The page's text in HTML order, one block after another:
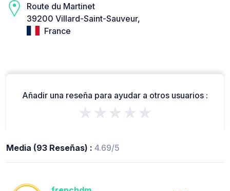
Route du Martinet
39200 Villard-Saint-Sauveur,
France
Añadir una reseña para ayudar a otros usuarios :
★★★★★
Media (93 Reseñas) : 4.69/5